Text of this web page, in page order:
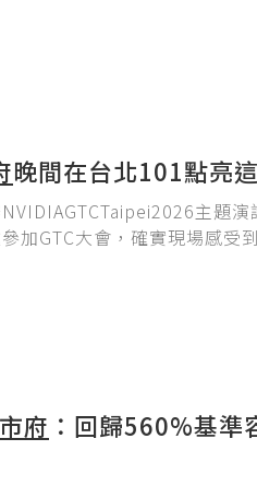
晚間在台北101點亮
主題演
加GTC大會，確實現場感受
府 ：回歸560%基準